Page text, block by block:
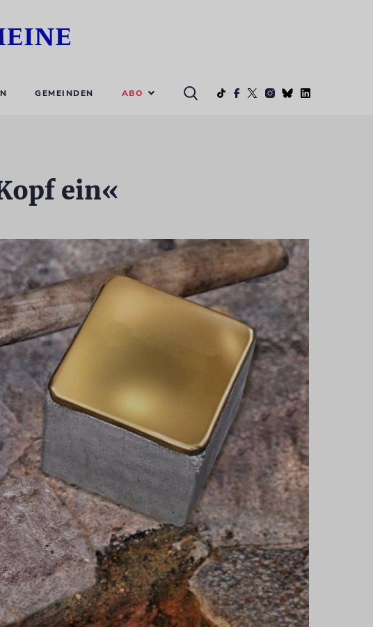
GEMEINDEN ABO
ein«